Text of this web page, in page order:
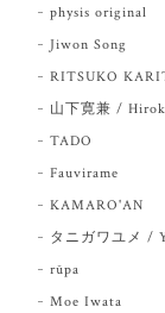
physis original
Jiwon Song
RITSUKO
山下寛兼 /
TADO
Fauvirame
KAMARO'AN
タニガワユメ /
rūpa
Moe Iwata